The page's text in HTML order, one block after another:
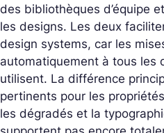
des bibliothèques d’équipe
les designs. Les deux
design systems, car les
automatiquement à tous les
utilisent. La différence
pertinents pour les
les dégradés et la